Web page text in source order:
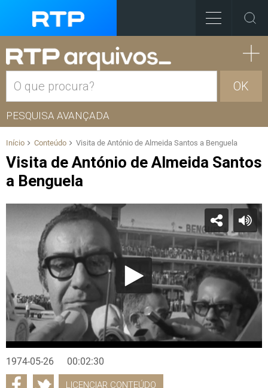
OK
PESQUISA AVANÇADA
Início Conteúdo Visita de António de Almeida Santos a Benguela
Visita de António de Almeida Santos
a Benguela
1974-05-26 00:02:30
LICENCIAR CONTEÚDO